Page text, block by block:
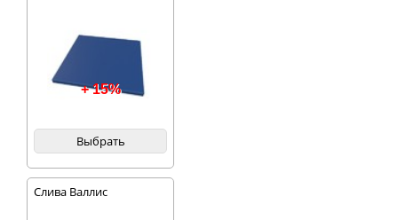
+ 15%
Выбрать
Слива Валлис